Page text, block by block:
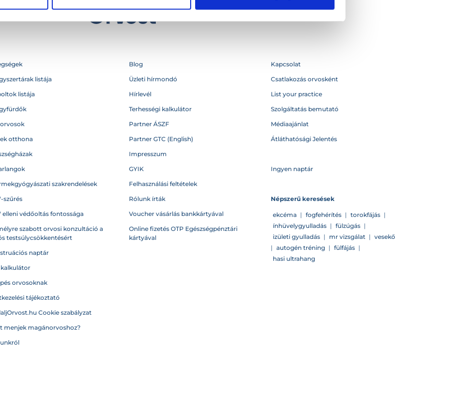
listája
listája
otthona
szakrendelések
szűrés
elleni védőoltás fontossága
szabott orvosi konzultáció a
testsúlycsökkentésért
naptár
kalkulátor
orvosoknak
tájékoztató
Cookie szabályzat
menjek magánorvoshoz?
Blog
Üzleti hírmondó
Hírlevél
Terhességi kalkulátor
Partner ÁSZF
Partner GTC (English)
Impresszum
GYIK
Felhasználási feltételek
Rólunk írták
Voucher vásárlás bankkártyával
Online fizetés OTP Egészségpénztári
kártyával
Kapcsolat
Csatlakozás orvosként
List your practice
Szolgáltatás bemutató
Médiaajánlat
Átláthatósági Jelentés
Ingyen naptár
Népszerű keresések
ekcéma | fogfehérítés | torokfájás |
ínhüvelygyulladás | fülzúgás |
izületi gyulladás | mr vizsgálat | vesekő
| autogén tréning | fülfájás |
hasi ultrahang